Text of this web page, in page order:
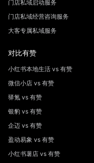
门店私域启动服务
门店私域经营咨询服务
大客专属私域服务
对比有赞
小红书本地生活 vs 有赞
微信小店 vs 有赞
驿氪 vs 有赞
银豹 vs 有赞
企迈 vs 有赞
盈动易象 vs 有赞
小红书薯店 vs 有赞